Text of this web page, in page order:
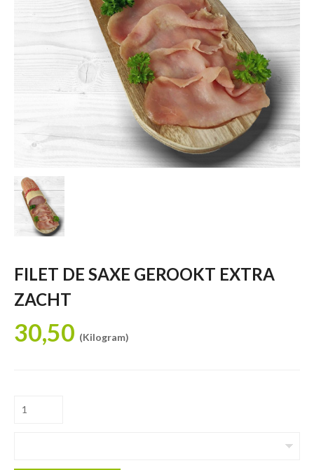
FILET DE SAXE GEROOKT EXTRA
ZACHT
30,50 (Kilogram)